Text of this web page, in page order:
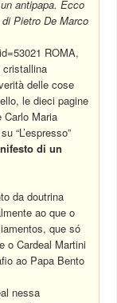
antipapa. Ecco
Pietro De Marco
ROMA,
cristallina
delle cose
le dieci pagine
Carlo Maria
“L’espresso”
di un
da doutrina
ao que o
que só
o Cardeal Martini
ao Papa Bento
nessa